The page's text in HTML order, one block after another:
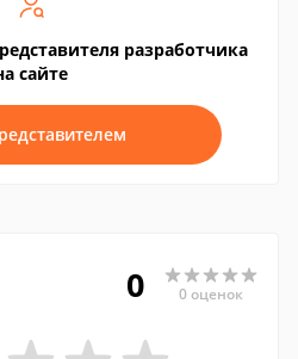
разработчика
сайте
0 0 оценок